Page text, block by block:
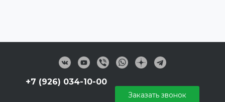
+7 (926) 034-10-00
Заказать звонок